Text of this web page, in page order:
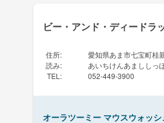
ビー・アンド・ディードラ
住所:
愛知県あま市七宝町桂
読み:
あいちけんあまししっ
TEL : 052-449-3900
オーラツーミー マウスウォッ